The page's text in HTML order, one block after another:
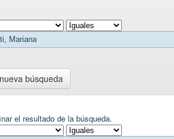
búsqueda
el resultado de la búsqueda.